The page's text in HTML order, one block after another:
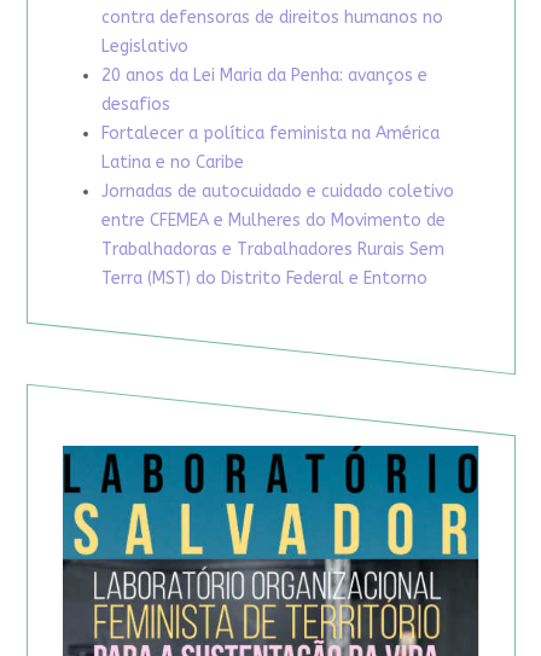
contra defensoras de direitos humanos no
Legislativo
20 anos da Lei Maria da Penha: avanços e
desafios
Fortalecer a política feminista na América
Latina e no Caribe
Jornadas de autocuidado e cuidado coletivo
entre CFEMEA e Mulheres do Movimento de
Trabalhadoras e Trabalhadores Rurais Sem
Terra (MST) do Distrito Federal e Entorno